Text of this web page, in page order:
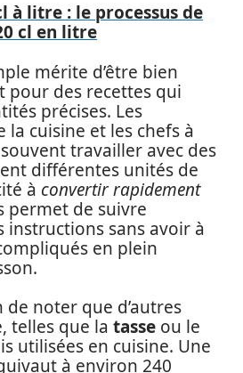
à litre : le processus de
cl en litre
mérite d’être bien
pour des recettes qui
précises. Les
la cuisine et les chefs à
travailler avec des
différentes unités de
à convertir rapidement
permet de suivre
instructions sans avoir à
en plein
de noter que d’autres
telles que la tasse ou le
utilisées en cuisine. Une
à environ 240